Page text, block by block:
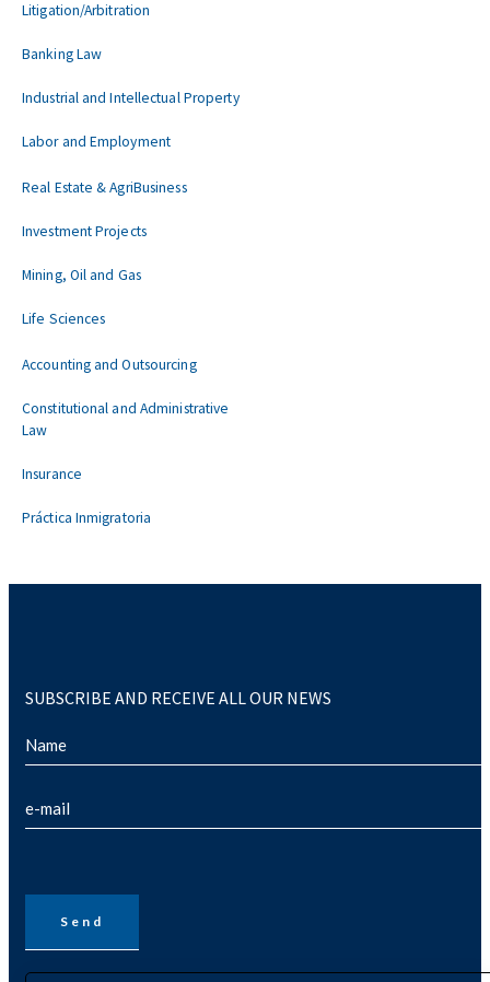
Litigation/Arbitration
Banking Law
Industrial and Intellectual Property
Labor and Employment
Real Estate & AgriBusiness
Investment Projects
Mining, Oil and Gas
Life Sciences
Accounting and Outsourcing
Constitutional and Administrative
Law
Insurance
Práctica Inmigratoria
SUBSCRIBE AND RECEIVE ALL OUR NEWS